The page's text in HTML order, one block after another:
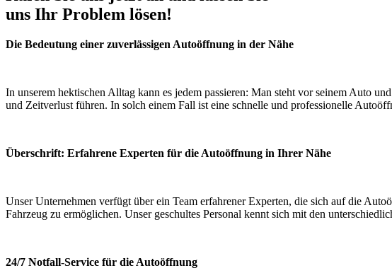
uns Ihr Problem lösen!
Die Bedeutung einer zuverlässigen Autoöffnung in der Nähe
In unserem hektischen Alltag kann es jedem passieren: Man steht vor seinem Auto
und Zeitverlust führen. In solch einem Fall ist eine schnelle und professionelle
Überschrift: Erfahrene Experten für die Autoöffnung in Ihrer Nähe
Unser Unternehmen verfügt über ein Team erfahrener Experten, die sich auf die
Fahrzeug zu ermöglichen. Unser geschultes Personal kennt sich mit den
24/7 Notfall-Service für die Autoöffnung